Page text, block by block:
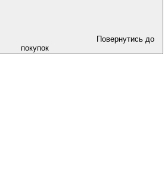
Повернутись до
покупок